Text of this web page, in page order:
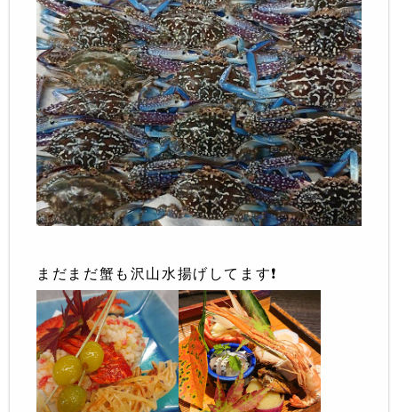
まだまだ蟹も沢山水揚げしてます❗️